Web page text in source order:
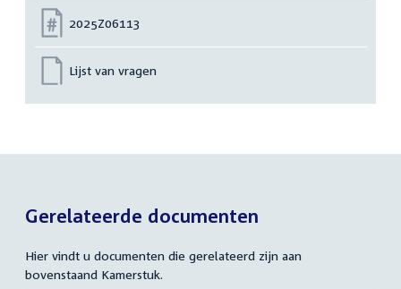
Nummer:
2025Z06113
Lijst van vragen
Gerelateerde documenten
Hier vindt u documenten die gerelateerd zijn aan
bovenstaand Kamerstuk.